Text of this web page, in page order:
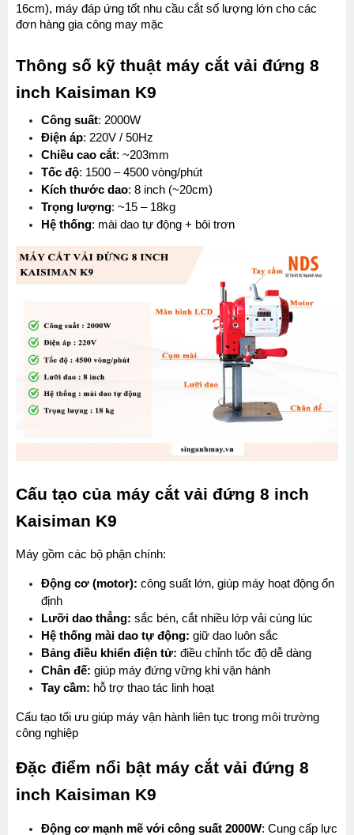
16cm), máy đáp ứng tốt nhu cầu cắt số lượng lớn cho các
đơn hàng gia công may mặc
Thông số kỹ thuật máy cắt vải đứng 8
inch Kaisiman K9
Công suất: 2000W
Điện áp: 220V / 50Hz
Chiều cao cắt: ~203mm
Tốc độ: 1500 – 4500 vòng/phút
Kích thước dao: 8 inch (~20cm)
Trọng lượng: ~15 – 18kg
Hệ thống: mài dao tự động + bôi trơn
Cấu tạo của máy cắt vải đứng 8 inch
Kaisiman K9
Máy gồm các bộ phận chính:
Động cơ (motor): công suất lớn, giúp máy hoạt động ổn
định
Lưỡi dao thẳng: sắc bén, cắt nhiều lớp vải cùng lúc
Hệ thống mài dao tự động: giữ dao luôn sắc
Bảng điều khiển điện tử: điều chỉnh tốc độ dễ dàng
Chân đế: giúp máy đứng vững khi vận hành
Tay cầm: hỗ trợ thao tác linh hoạt
Cấu tạo tối ưu giúp máy vận hành liên tục trong môi trường
công nghiệp
Đặc điểm nổi bật máy cắt vải đứng 8
inch Kaisiman K9
Động cơ mạnh mẽ với công suất 2000W: Cung cấp lực